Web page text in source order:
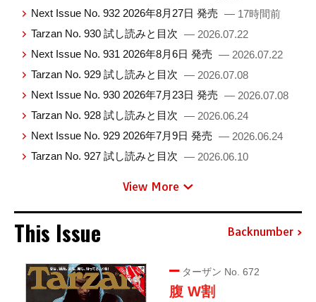
Next Issue No. 932 2026年8月27日 発売 — 17時間前
Tarzan No. 930 試し読みと目次 — 2026.07.22
Next Issue No. 931 2026年8月6日 発売 — 2026.07.22
Tarzan No. 929 試し読みと目次 — 2026.07.08
Next Issue No. 930 2026年7月23日 発売 — 2026.07.08
Tarzan No. 928 試し読みと目次 — 2026.06.24
Next Issue No. 929 2026年7月9日 発売 — 2026.06.24
Tarzan No. 927 試し読みと目次 — 2026.06.10
View More
This Issue Backnumber
ターザン No. 672
腹 W割